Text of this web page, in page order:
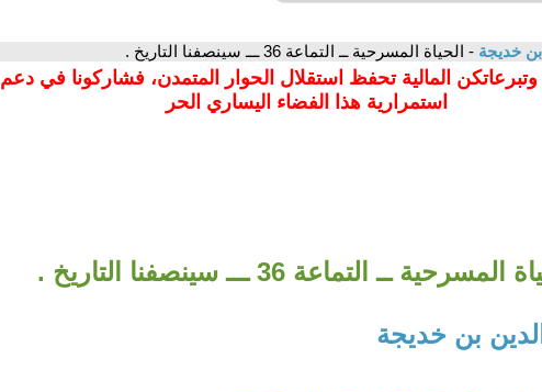
خديجة - الحياة المسرحية ــ التماعة 36 ـــ سينصفنا التاريخ .
وتبرعاتكن المالية تحفظ استقلال الحوار المتمدن، فشاركونا في دعم
استمرارية هذا الفضاء اليساري الحر
المسرحية ــ التماعة 36 ـــ سينصفنا التاريخ .
بن خديجة